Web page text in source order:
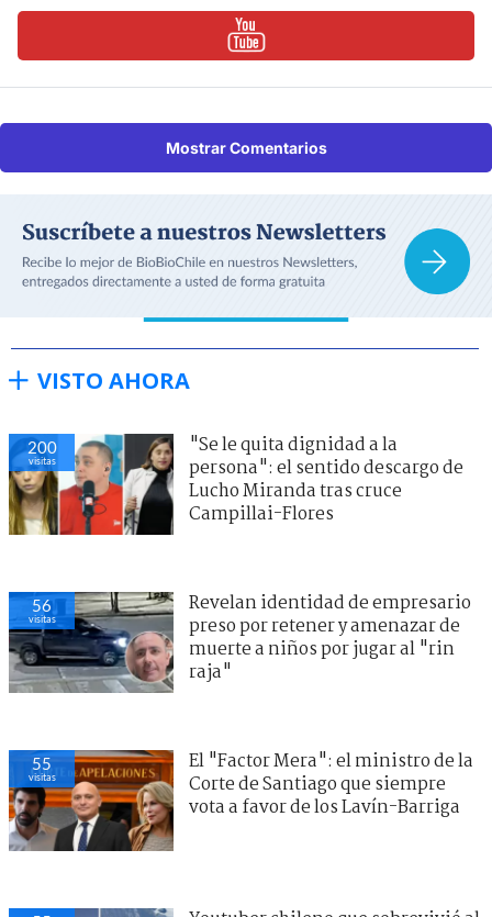
Mostrar Comentarios
VISTO AHORA
200
visitas
"Se le quita dignidad a la
persona": el sentido descargo de
Lucho Miranda tras cruce
Campillai-Flores
56
visitas
Revelan identidad de empresario
preso por retener y amenazar de
muerte a niños por jugar al "rin
raja"
55
visitas
El "Factor Mera": el ministro de la
Corte de Santiago que siempre
vota a favor de los Lavín-Barriga